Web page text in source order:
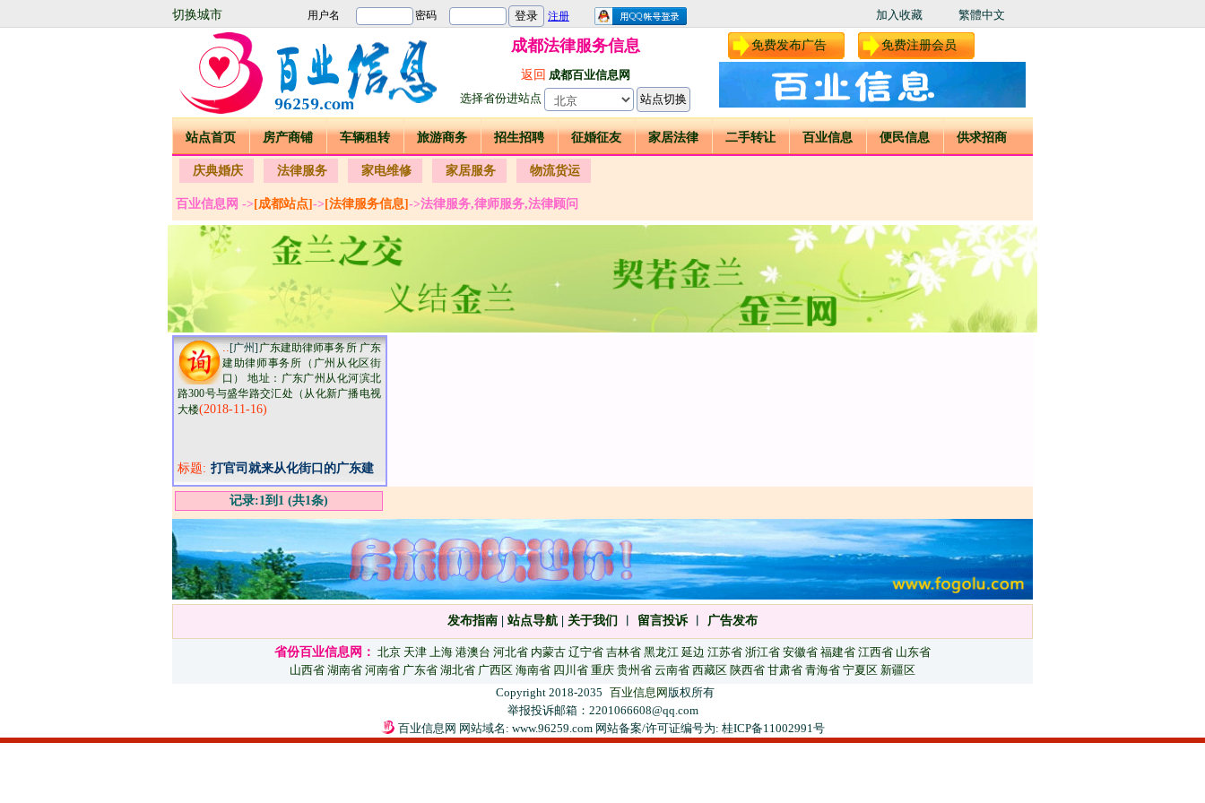
加入收藏 繁體中文
切换城市
免费发布广告 免费注册会员
成都法律服务信息
返回 成都百业信息网
选择省份进站点
站点首页 房产商铺 车辆租转 旅游商务 招生招聘 征婚征友 家居法律 二手转让 百业信息 便民信息 供求招商
庆典婚庆 法律服务 家电维修 家居服务 物流货运
百业信息网 -> [成都站点] -> [法律服务信息] ->法律服务,律师服务,法律顾问
..[广州] 广东建助律师事务所 广东
建助律师事务所（广州从化区街
口） 地址：广东广州从化河滨北
路300号与盛华路交汇处（从化新广播电视
大楼(2018-11-16)
标题: 打官司就来从化街口的广东建
助律师所
记录:1到1 (共1条)
发布指南 站点导航 关于我们 留言投诉 广告发布
省份百业信息网： 北京 天津 上海 港澳台 河北省 内蒙古 辽宁省 吉林省 黑龙江 延边 江苏省 浙江省 安徽省 福建省 江西省 山东省
山西省 湖南省 河南省 广东省 湖北省 广西区 海南省 四川省 重庆 贵州省 云南省 西藏区 陕西省 甘肃省 青海省 宁夏区 新疆区
Copyright 2018-2035 百业信息网 版权所有
举报投诉邮箱：2201066608@qq.com
百业信息网 网站域名: www.96259.com 网站备案/许可证编号为: 桂ICP备11002991号